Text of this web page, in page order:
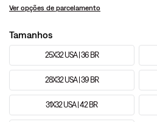
Ver opções de parcelamento
Tamanhos
25X32 USA | 36 BR
28X32 USA | 39 BR
31X32 USA | 42 BR